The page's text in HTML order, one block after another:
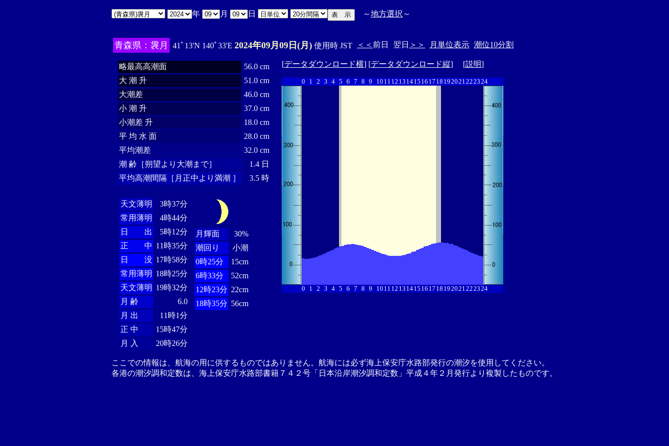
年 月 日 ～地方選択 ～
青森県：袰月 41ﾟ13'N 140ﾟ33'E 2024年09月09日(月) 使用時 JST ＜＜ 前日 翌日 ＞＞ 月単位表示 潮位10分割
略最高高潮面
56.0 cm
大 潮 升
51.0 cm
大潮差
46.0 cm
小 潮 升
37.0 cm
小潮差 升
18.0 cm
平 均 水 面
28.0 cm
平均潮差
32.0 cm
潮 齢［朔望より大潮まで］
1.4 日
平均高潮間隔［月正中より満潮 ］
3.5 時
天文薄明
3時37分
常用薄明
4時44分
日 出
5時12分
正 中 11時35分
日 没 17時58分
常用薄明 18時25分
天文薄明 19時32分
月 齢
6.0
月 出
11時1分
正 中
15時47分
月 入
20時26分
月輝面
30%
潮回り
小潮
0時25分
15cm
6時33分
52cm
12時23分 22cm
18時35分 56cm
[データダウンロード横] [データダウンロード縦] [説明]
0 1 2 3 4 5 6 7 8 9 10 11 12 13 1415 16 17 18 192021222324
0 1 2 3 4 5 6 7 8 9 10 11 12 13 1415 16 17 18 192021222324
ここでの情報は、航海の用に供するものではありません。航海には必ず海上保安庁水路部発行の潮汐を使用してください。
各港の潮汐調和定数は、海上保安庁水路部書籍７４２号「日本沿岸潮汐調和定数」平成４年２月発行より複製したものです。